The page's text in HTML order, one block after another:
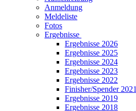
Anmeldung
Meldeliste
Fotos
Ergebnisse
Ergebnisse 2026
Ergebnisse 2025
Ergebnisse 2024
Ergebnisse 2023
Ergebnisse 2022
Finisher/Spender 2021
Ergebnisse 2019
Ergebnisse 2018